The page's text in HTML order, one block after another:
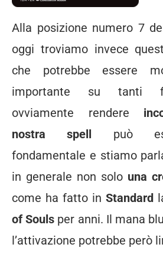
Alla posizione numero 7
oggi troviamo invece
che potrebbe essere
importante su tanti
ovviamente rendere
nostra spell può
fondamentale e stiamo
in generale non solo una
come ha fatto in Standard
of Souls per anni. Il mana
l’attivazione potrebbe però